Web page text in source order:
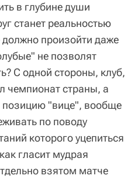
в глубине души
станет реальностью
произойти даже
не позволят
С одной стороны, клуб,
чемпионат страны, а
позицию "вице", вообще
по поводу
которого уцепиться
гласит мудрая
взятом матче